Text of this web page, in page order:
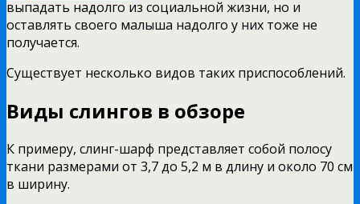
выпадать надолго из социальной жизни, но и
оставлять своего малыша надолго у них тоже не
получается.
Существует несколько видов таких приспособлений.
Виды слингов в обзоре
К примеру, слинг-шарф представляет собой полосу
ткани размерами от 3,7 до 5,2 м в длину и около 70 см
в ширину.